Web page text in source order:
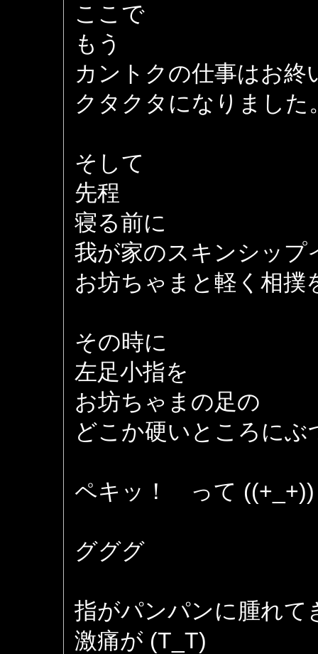
ここで
もう
カントクの仕事はお終
クタクタになりました
そして
先程
寝る前に
我が家のスキンシップ
お坊ちゃまと軽く相撲
その時に
左足小指を
お坊ちゃまの足の
どこか硬いところにぶ
ペキッ！ って ((+_+))
グググ
指がパンパンに腫れて
激痛が (T_T)